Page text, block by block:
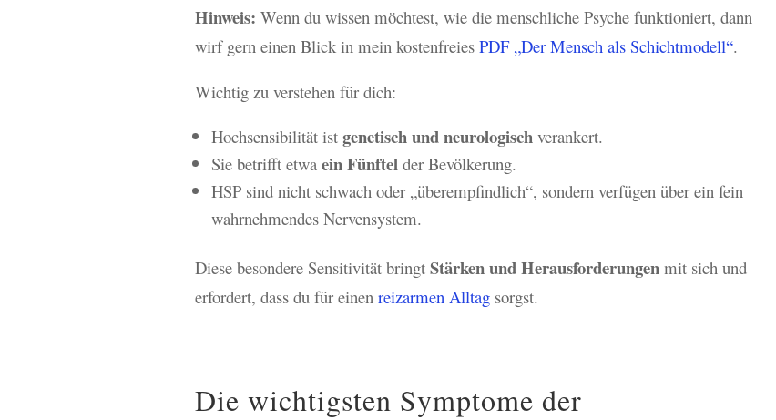
Hinweis: Wenn du wissen möchtest, wie die menschliche Psyche funktioniert, dann
wirf gern einen Blick in mein kostenfreiesPDF „Der Mensch als Schichtmodell“.
Wichtig zu verstehen für dich:
Hochsensibilität istgenetisch und neurologisch verankert.
Sie betrifft etwaein Fünftel der Bevölkerung.
HSP sind nicht schwach oder „überempfindlich“, sondern verfügen über ein fein
wahrnehmendes Nervensystem.
Diese besondere Sensitivität bringtStärken und Herausforderungen mit sich und
erfordert, dass du für einenreizarmen Alltag sorgst.
Die wichtigsten Symptome der